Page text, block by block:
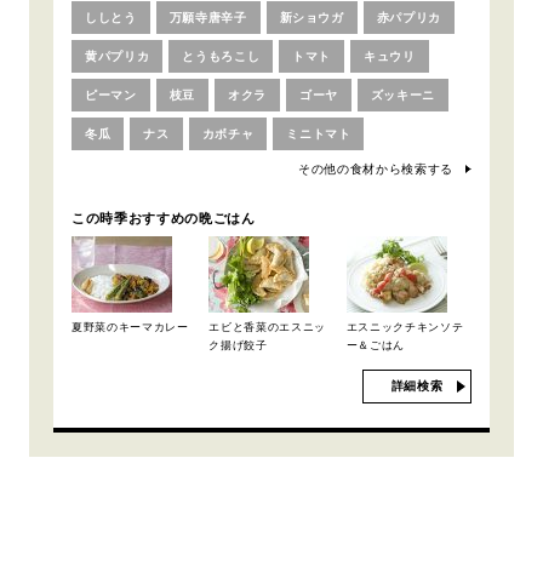
ししとう 万願寺唐辛子 新ショウガ 赤パプリカ
黄パプリカ とうもろこし トマト キュウリ
ピーマン 枝豆 オクラ ゴーヤ ズッキーニ
冬瓜 ナス カボチャ ミニトマト
その他の食材から検索する
この時季おすすめの晩ごはん
夏野菜のキーマカレー
エビと香菜のエスニッ
ク揚げ餃子
エスニックチキンソテ
ー＆ごはん
詳細検索